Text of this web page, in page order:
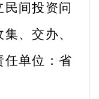
间投资问
、交办、
任单位：省